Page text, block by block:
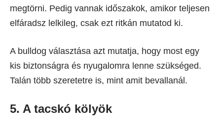
megtörni. Pedig vannak időszakok, amikor teljesen
elfáradsz lelkileg, csak ezt ritkán mutatod ki.
A bulldog választása azt mutatja, hogy most egy
kis biztonságra és nyugalomra lenne szükséged.
Talán több szeretetre is, mint amit bevallanál.
5. A tacskó kölyök